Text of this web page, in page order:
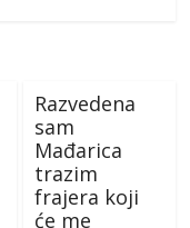
Razvedena
sam
Mađarica
trazim
frajera koji
će me